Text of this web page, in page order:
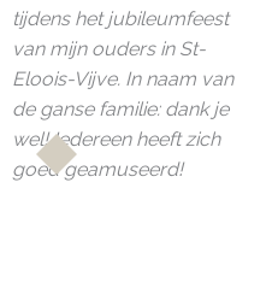
tijdens het jubileumfeest
van mijn ouders in St-
Eloois-Vijve. In naam van
de ganse familie: dank je
wel! Iedereen heeft zich
goed geamuseerd!